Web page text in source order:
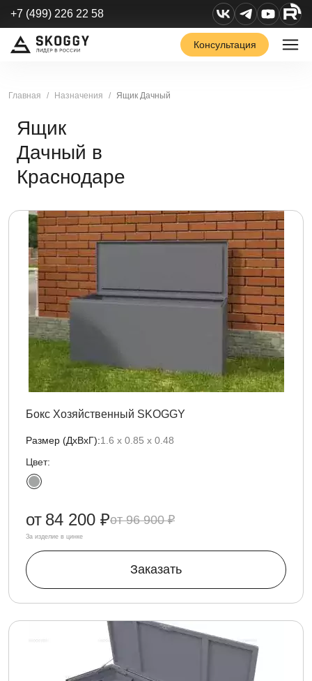
+7 (499) 226 22 58
Консультация
Главная Назначения Ящик Дачный
Ящик
Дачный в
Краснодаре
Бокс Хозяйственный SKOGGY
Размер (ДxВxГ):1.6 х 0.85 x 0.48
Цвет:
96 900 ₽
от 84 200 ₽
За изделие в цинке
Заказать